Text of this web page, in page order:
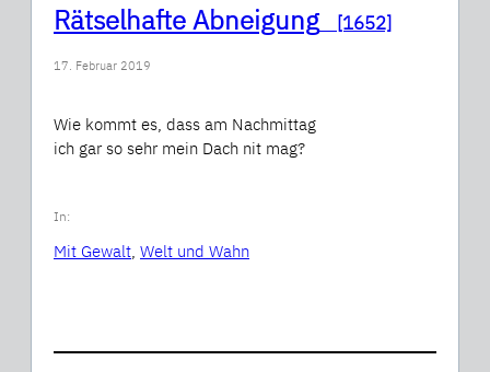
Rätselhafte Abneigung [1652]
17. Februar 2019
Wie kommt es, dass am Nachmittag
ich gar so sehr mein Dach nit mag?
In:
Mit Gewalt Welt und Wahn